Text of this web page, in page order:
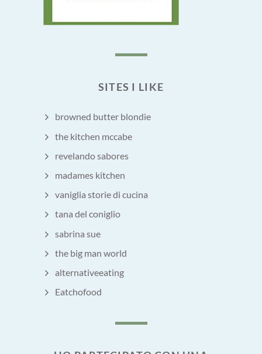
SITES I LIKE
browned butter blondie
the kitchen mccabe
revelando sabores
madames kitchen
vaniglia storie di cucina
tana del coniglio
sabrina sue
the big man world
alternativeeating
Eatchofood